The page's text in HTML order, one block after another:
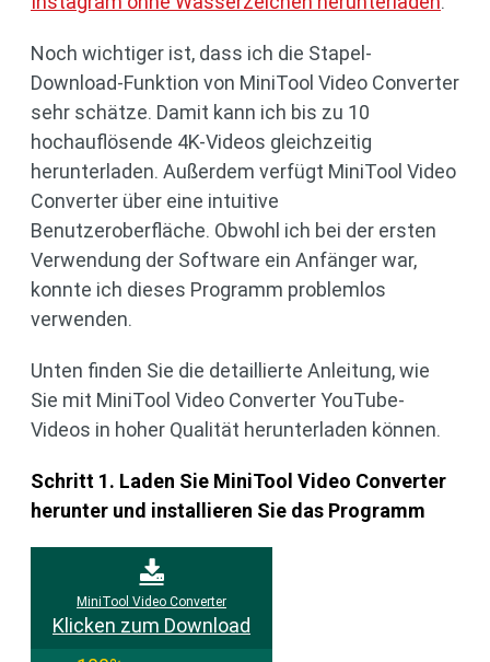
Noch wichtiger ist, dass ich die Stapel-
Download-Funktion von MiniTool Video Converter
sehr schätze. Damit kann ich bis zu 10
hochauflösende 4K-Videos gleichzeitig
herunterladen. Außerdem verfügt MiniTool Video
Converter über eine intuitive
Benutzeroberfläche. Obwohl ich bei der ersten
Verwendung der Software ein Anfänger war,
konnte ich dieses Programm problemlos
verwenden.
Unten finden Sie die detaillierte Anleitung, wie
Sie mit MiniTool Video Converter YouTube-
Videos in hoher Qualität herunterladen können.
Schritt 1. Laden Sie MiniTool Video Converter
herunter und installieren Sie das Programm
MiniTool Video Converter
Klicken zum Download